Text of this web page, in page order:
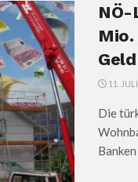
NÖ-
Mio.
11.
Die